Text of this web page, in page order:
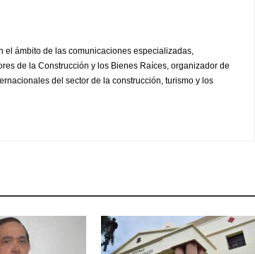
el ámbito de las comunicaciones especializadas,
de la Construcción y los Bienes Raíces, organizador de
del sector de la construcción, turismo y los